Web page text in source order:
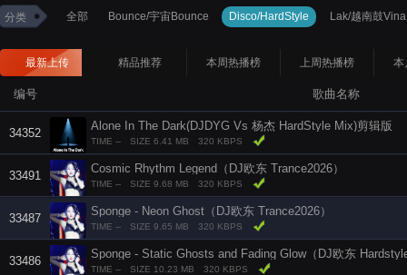
分类 全部 Bounce/宇宙Bounce Disco/HardStyle Lak/越南鼓
最新上传 精品推荐 本周热播榜 上周热播榜 本
编号 歌曲名称
34352
Alone In The Dark(DJDYG Vs 杨杰 HardStyle Mix)剪辑版
TIME -- SIZE 6.41 MB 320 KBPS
33491
Cosmic Rhythm Legend（DJ欧东 Trance2026）
TIME -- SIZE 9.68 MB 320 KBPS
33487
Sponge - Neon Ghost（DJ欧东 Trance2026）
TIME -- SIZE 9.65 MB 320 KBPS
33486
Sponge - Static Ghosts and Fading Glow（DJ欧东
TIME -- SIZE 10.23 MB 320 KBPS